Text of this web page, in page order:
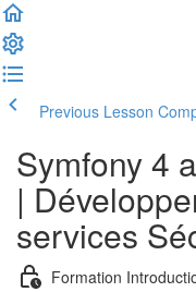
Previous Lesson
Symfony 4
|
services
Formation